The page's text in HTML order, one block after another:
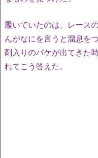
履いていたのは、レース
んがなにを言うと溜息を
剤入りのパケが出てきた
れてこう答えた。